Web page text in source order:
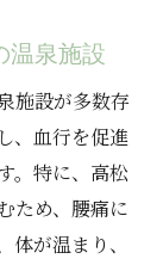
温泉施設
施設が多数存
、血行を促進
。特に、高松
ため、腰痛に
が温まり、